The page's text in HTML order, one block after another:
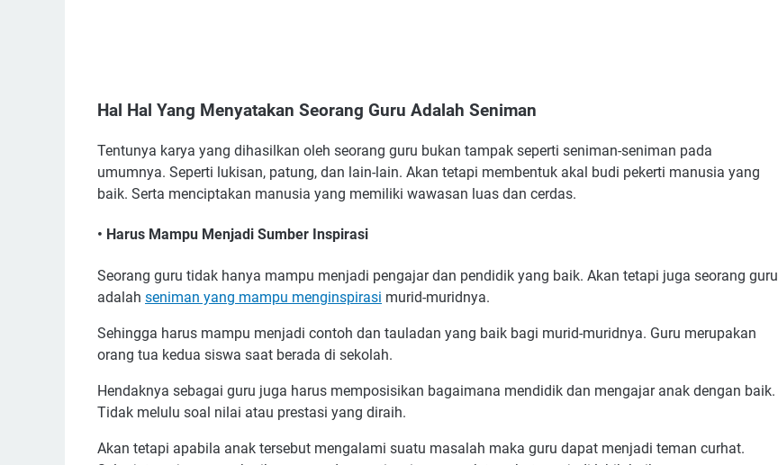
Hal Hal Yang Menyatakan Seorang Guru Adalah Seniman
Tentunya karya yang dihasilkan oleh seorang guru bukan tampak seperti seniman-seniman pada
umumnya. Seperti lukisan, patung, dan lain-lain. Akan tetapi membentuk akal budi pekerti manusia yang
baik. Serta menciptakan manusia yang memiliki wawasan luas dan cerdas.
• Harus Mampu Menjadi Sumber Inspirasi
Seorang guru tidak hanya mampu menjadi pengajar dan pendidik yang baik. Akan tetapi juga seorang guru
adalah seniman yang mampu menginspirasi murid-muridnya.
Sehingga harus mampu menjadi contoh dan tauladan yang baik bagi murid-muridnya. Guru merupakan
orang tua kedua siswa saat berada di sekolah.
Hendaknya sebagai guru juga harus memposisikan bagaimana mendidik dan mengajar anak dengan baik.
Tidak melulu soal nilai atau prestasi yang diraih.
Akan tetapi apabila anak tersebut mengalami suatu masalah maka guru dapat menjadi teman curhat.